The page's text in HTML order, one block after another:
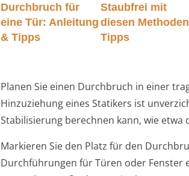
Durchbruch für
eine Tür: Anleitung
& Tipps
Staubfrei mit
diesen
Tipps
Planen Sie einen Durchbruch in einer
Hinzuziehung eines Statikers ist
Stabilisierung berechnen kann, wie etwa
Markieren Sie den Platz für den
Durchführungen für Türen oder Fenster